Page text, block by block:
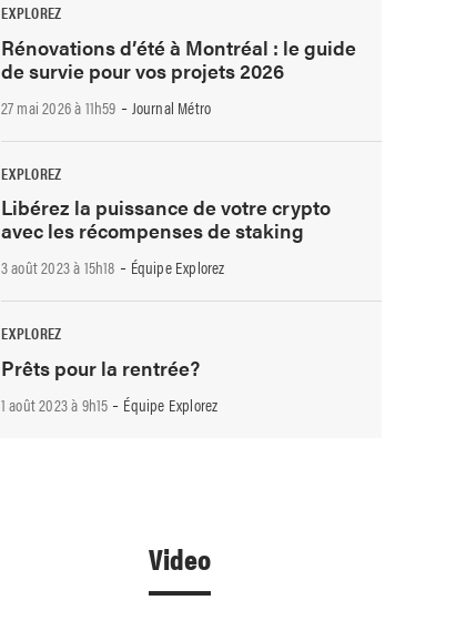
EXPLOREZ
Rénovations d’été à Montréal : le guide
de survie pour vos projets 2026
27 mai 2026 à 11h59 - Journal Métro
EXPLOREZ
Libérez la puissance de votre crypto
avec les récompenses de staking
3 août 2023 à 15h18 - Équipe Explorez
EXPLOREZ
Prêts pour la rentrée?
1 août 2023 à 9h15 - Équipe Explorez
Video